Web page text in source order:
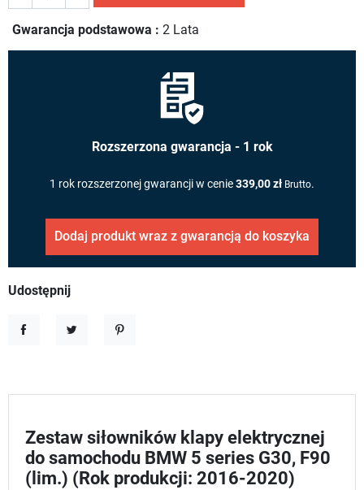
Gwarancja podstawowa : 2 Lata
Rozszerzona gwarancja - 1 rok
1 rok rozszerzonej gwarancji w cenie339,00 zł Brutto.
Dodaj produkt wraz z gwarancją do koszyka
Udostępnij
Zestaw siłowników klapy elektrycznej
do samochodu BMW 5 series G30, F90
(lim.) (Rok produkcji: 2016-2020)